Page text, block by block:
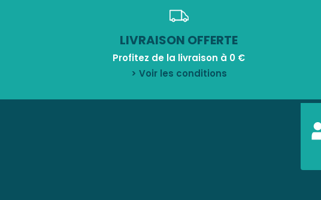
LIVRAISON OFFERTE
Profitez de la livraison à 0 €
> Voir les conditions